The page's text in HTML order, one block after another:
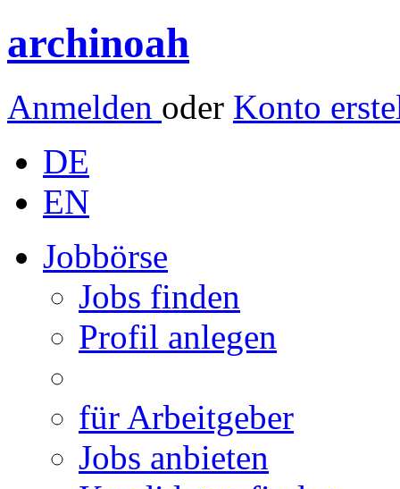
archinoah
Anmelden oder Konto
DE
EN
Jobbörse
Jobs finden
Profil anlegen
für Arbeitgeber
Jobs anbieten